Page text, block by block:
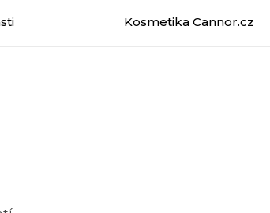
Kosmetika Cannor.cz